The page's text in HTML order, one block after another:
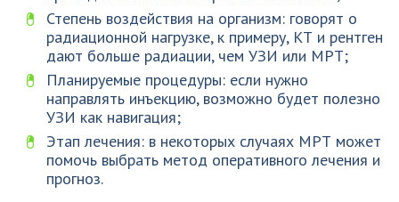
Степень воздействия на организм: говорят о
радиационной нагрузке, к примеру, КТ и рентген
дают больше радиации, чем УЗИ или МРТ;
Планируемые процедуры: если нужно
направлять инъекцию, возможно будет полезно
УЗИ как навигация;
Этап лечения: в некоторых случаях МРТ может
помочь выбрать метод оперативного лечения и
прогноз.